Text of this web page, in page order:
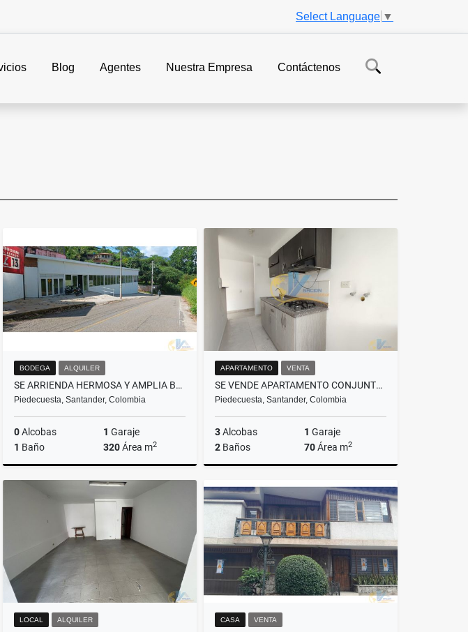
Select Language ▼
Blog Agentes Nuestra Empresa Contáctenos
BODEGA ALQUILER
SE ARRIENDA HERMOSA Y AMPLIA BODEGA EN VIA MESA DE LOS SANTOS.
Piedecuesta, Santander, Colombia
0Alcobas 1 Garaje
1 Baño 320Área m2
$6.500.000
APARTAMENTO VENTA
SE VENDE APARTAMENTO CONJUNTO GUAYACAN ENTREPARQUES/PIEDECUESTA
Piedecuesta, Santander, Colombia
3Alcobas 1 Garaje
2 Baños 70Área m2
Venta
$270.000.000
LOCAL ALQUILER CASA VENTA